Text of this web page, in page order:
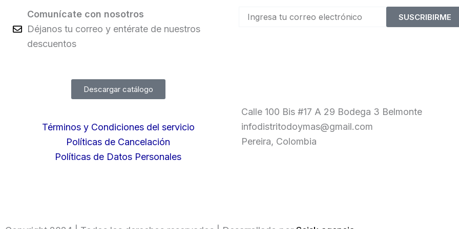
Comunícate con nosotros
Déjanos tu correo y entérate de nuestros
descuentos
SUSCRIBIRME
Descargar catálogo
Términos y Condiciones del servicio
Políticas de Cancelación
Políticas de Datos Personales
Calle 100 Bis #17 A 29 Bodega 3 Belmonte
infodistritodoymas@gmail.com
Pereira, Colombia